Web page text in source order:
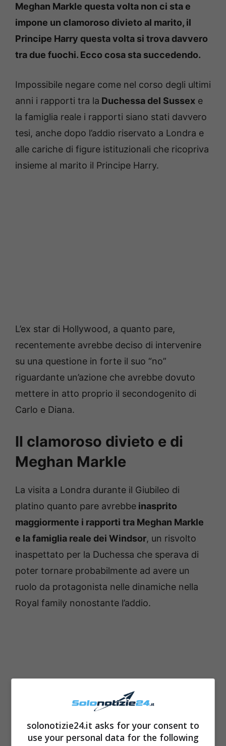
Meghan Markle questa volta non ci sta e
impone un clamoroso divieto al marito, il
Principe Harry questa volta si trova davvero
tra due fuochi. Ecco cosa sta succedendo.
Impossibile negare come nel corso degli ultimi
anni i rapporti tra la Duchessa del Sussex e
la famiglia reale i rapporti siano stati davvero
tesi, anche dopo l’addio riservato a Londra e
alle cariche di figure istituzionali che ricopriva
insieme al marito il Principe Harry.
L’ex star di Hollywood, a quanto pare,
recentemente avrebbe deciso di intervenire
su una questione in forte il suo “no”
riguardante un’azione che avrebbe dovuto
mettere in atto proprio il secondogenito di
Carlo e Diana.
Il clamoroso divieto e di
Meghan Markle
La visita a Londra durante il Giubileo di
platino quanto pare avrebbe inasprito
maggiormente i rapporti tra Meghan Markle
e la famiglia reale dei Windsor, un risvolto
inaspettato per la Duchessa che sperava di
poter tornare probabilmente ad avere un
ruolo da protagonista nelle dinamiche nella
Royal family nonostante l’addio.
solonotizie24.it asks for your consent to
use your personal data for the following